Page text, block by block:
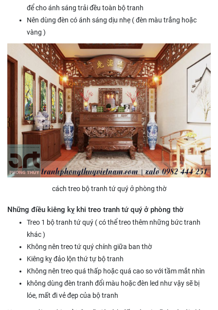
để cho ánh sáng trải đều toàn bộ tranh
Nên dùng đèn có ánh sáng dịu nhẹ ( đèn màu trắng hoặc
vàng )
cách treo bộ tranh tứ quý ở phòng thờ
Những điều kiêng kỵ khi treo tranh tứ quý ở phòng thờ
Treo 1 bộ tranh tứ quý ( có thể treo thêm những bức tranh
khác )
Không nên treo tứ quý chính giữa ban thờ
Kiêng kỵ đảo lộn thứ tự bộ tranh
Không nên treo quá thấp hoặc quá cao so với tầm mắt nhìn
không dùng đèn tranh đổi màu hoặc đèn led như vậy sẽ bị
lóe, mất đi vẻ đẹp của bộ tranh